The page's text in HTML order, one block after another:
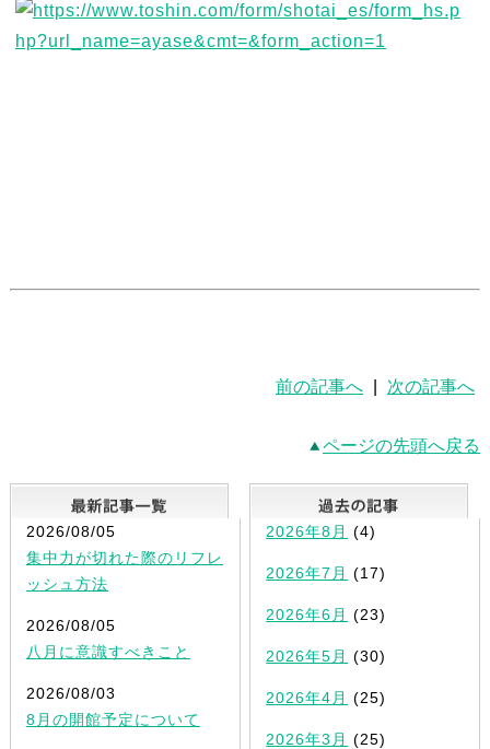
前の記事へ 次の記事へ
ページの先頭へ戻る
最新記事一覧
2026/08/05
集中力が切れた際のリフレ
ッシュ方法
2026/08/05
八月に意識すべきこと
2026/08/03
8月の開館予定について
2026年8月 (4)
2026年7月 (17)
2026年6月 (23)
2026年5月 (30)
2026年4月 (25)
2026年3月 (25)